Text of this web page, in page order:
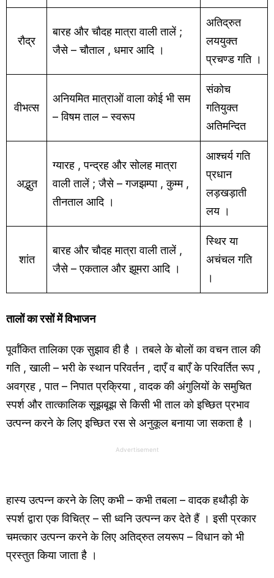
रौद्र
बारह और चौदह मात्रा वाली तालें ;
जैसे – चौताल , धमार आदि ।
अतिद्रुत
लययुक्त
प्रचण्ड गति ।
वीभत्स
अनियमित मात्राओं वाला कोई भी सम
– विषम ताल – स्वरूप
संकोच
गतियुक्त
अतिमन्दित
अद्भुत
ग्यारह , पन्द्रह और सोलह मात्रा
वाली तालें ; जैसे – गजझम्पा , कुम्म ,
तीनताल आदि ।
आश्चर्य गति
प्रधान
लड़खड़ाती
लय ।
शांत
बारह और चौदह मात्रा वाली तालें ,
जैसे – एकताल और झूमरा आदि ।
स्थिर या
अचंचल गति
।
तालों का रसों में विभाजन
पूर्वांकित तालिका एक सुझाव ही है । तबले के बोलों का वचन ताल की
गति , खाली – भरी के स्थान परिवर्तन , दाएँ व बाएँ के परिवर्तित रूप ,
अवग्रह , पात – निपात प्रक्रिया , वादक की अंगुलियों के समुचित
स्पर्श और तात्कालिक सूझबूझ से किसी भी ताल को इच्छित प्रभाव
उत्पन्न करने के लिए इच्छित रस से अनुकूल बनाया जा सकता है ।
Advertisement
हास्य उत्पन्न करने के लिए कभी – कभी तबला – वादक हथौड़ी के
स्पर्श द्वारा एक विचित्र – सी ध्वनि उत्पन्न कर देते हैं । इसी प्रकार
चमत्कार उत्पन्न करने के लिए अतिद्रुत लयरूप – विधान को भी
प्रस्तुत किया जाता है ।